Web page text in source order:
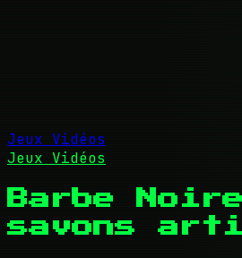
Jeux Vidéos
Jeux Vidéos
Barbe
savons